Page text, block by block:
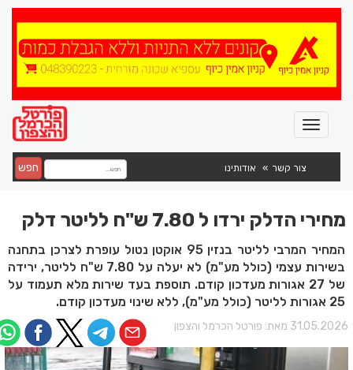
צור קשר אודותינו חפש
מחירי הדלק ירדו ל 7.80 ש"ח לליטר דלק
המחיר המרבי לליטר בנזין 95 אוקטן נטול עופרת לצרכן בתחנה
בשירות עצמי (כולל מע"מ) לא יעלה על 7.80 ש"ח לליטר, ירידה
של 27 אגורות מעדכון קודם. תוספת בעד שירות מלא תעמוד על
25 אגורות לליטר (כולל מע"מ), ללא שינוי מעדכון קודם.
מאת: פורטל הכרמל והצפון